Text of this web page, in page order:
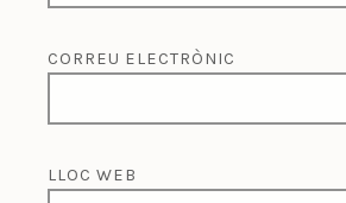
CORREU ELECTRÒNIC
LLOC WEB